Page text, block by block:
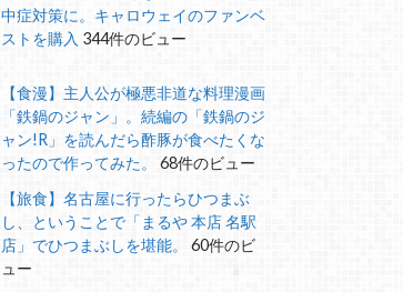
中症対策に。キャロウェイのファンベ
ストを購入 344件のビュー
【食漫】主人公が極悪非道な料理漫画
「鉄鍋のジャン」。続編の「鉄鍋のジ
ャン!R」を読んだら酢豚が食べたくな
ったので作ってみた。
68件のビュー
【旅食】名古屋に行ったらひつまぶ
し、ということで「まるや 本店 名駅
店」でひつまぶしを堪能。
60件のビ
ュー